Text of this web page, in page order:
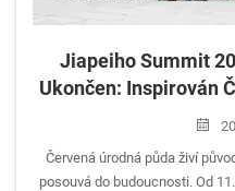
Jiapeiho Summit
Ukončen: Inspirován
Nová Cesta
Červená úrodná půda živí
posouvá do budoucnosti. Od 11.